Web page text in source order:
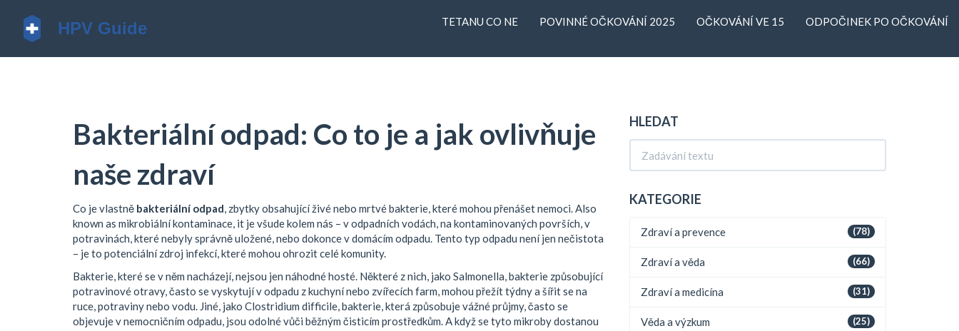
TETANU CO NE POVINNÉ OČKOVÁNÍ 2025 OČKOVÁNÍ VE 15 ODPOČINEK PO OČKOVÁNÍ
Bakteriální odpad: Co to je a jak ovlivňuje
naše zdraví
Co je vlastně bakteriální odpad, zbytky obsahující živé nebo mrtvé bakterie, které mohou přenášet nemoci. Also
known as mikrobiální kontaminace, it je všude kolem nás – v odpadních vodách, na kontaminovaných površích, v
potravinách, které nebyly správně uložené, nebo dokonce v domácím odpadu. Tento typ odpadu není jen nečistota
– je to potenciální zdroj infekcí, které mohou ohrozit celé komunity.
Bakterie, které se v něm nacházejí, nejsou jen náhodné hosté. Některé z nich, jako Salmonella bakterie způsobující
potravinové otravy, často se vyskytují v odpadu z kuchyní nebo zvířecích farm , mohou přežít týdny a šířit se na
ruce, potraviny nebo vodu. Jiné, jako Clostridium difficile bakterie, která způsobuje vážné průjmy, často se
objevuje v nemocničním odpadu , jsou odolné vůči běžným čisticím prostředkům. A když se tyto mikroby dostanou
HLEDAT
KATEGORIE
(78)
Zdraví a prevence
(66)
Zdraví a věda
(31)
Zdraví a medicína
(25)
Věda a výzkum